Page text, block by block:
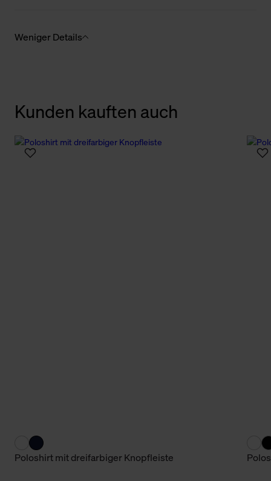
Weniger Details
Kunden kauften auch
Poloshirt mit dreifarbiger Knopfleiste